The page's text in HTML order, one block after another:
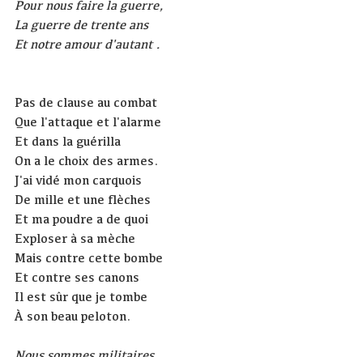
Pour nous faire la guerre,
La guerre de trente ans
Et notre amour d'autant .
Pas de clause au combat
Que l'attaque et l'alarme
Et dans la guérilla
On a le choix des armes.
J'ai vidé mon carquois
De mille et une flèches
Et ma poudre a de quoi
Exploser à sa mèche
Mais contre cette bombe
Et contre ses canons
Il est sûr que je tombe
À son beau peloton.